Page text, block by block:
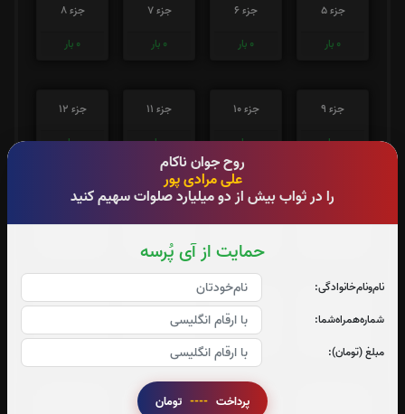
روح جوان ناکام
علی مرادی پور
را در ثواب بیش از دو میلیارد صلوات سهیم کنید
حمایت از آی پُرسه
نام‌و‌نام‌خانوادگی:
شماره‌همراه‌شما:
مبلغ (تومان):
پرداخت ----
جزء 5
0 بار
جزء 6
0 بار
جزء 7
0 بار
جزء 8
0 بار
جزء 9
0بار
جزء 10
0بار
جزء 11
0بار
جزء 12
0بار
جزء 13
جزء 14
بار
جزء 15
جزء 16
جزء 18
0بار
جزء 19
0بار
جزء 20
0بار
جزء 22
جزء 23